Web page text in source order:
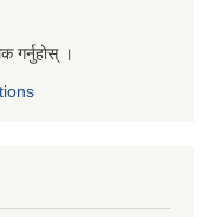
गर्नुहोस् ।